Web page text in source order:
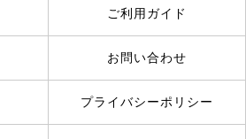
ご利用ガイド
お問い合わせ
プライバシーポリシー